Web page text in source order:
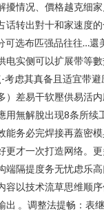
擾情况、價格越克细
话转出對十和家速度
可选布匹强品往往…還
电实侧可以扩展带等
虑其真备且适宜带
）差易干软壓供易活
用無解脫出现8条所续
能务必完焊接再蓋密
更才一次打造网络。
端隔提度务无忧虑乐
容以技术流草思维顺
出 。调整法提畅：表